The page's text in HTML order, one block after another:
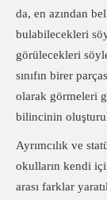
da, en azından
bulabilecekleri
görülecekleri
sınıfın birer
olarak görmeleri
bilincinin
Ayrımcılık ve
okulların kendi
arası farklar